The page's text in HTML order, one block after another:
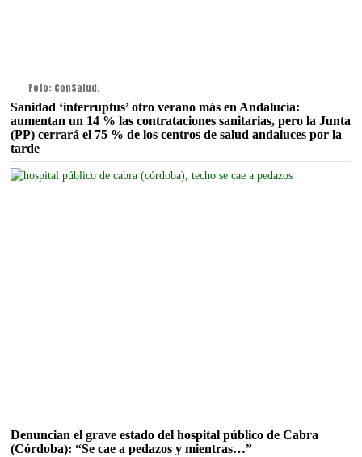
Foto: ConSalud.
Sanidad ‘interruptus’ otro verano más en Andalucía:
aumentan un 14 % las contrataciones sanitarias, pero la Junta
(PP) cerrará el 75 % de los centros de salud andaluces por la
tarde
Denuncian el grave estado del hospital público de Cabra
(Córdoba): “Se cae a pedazos y mientras…”